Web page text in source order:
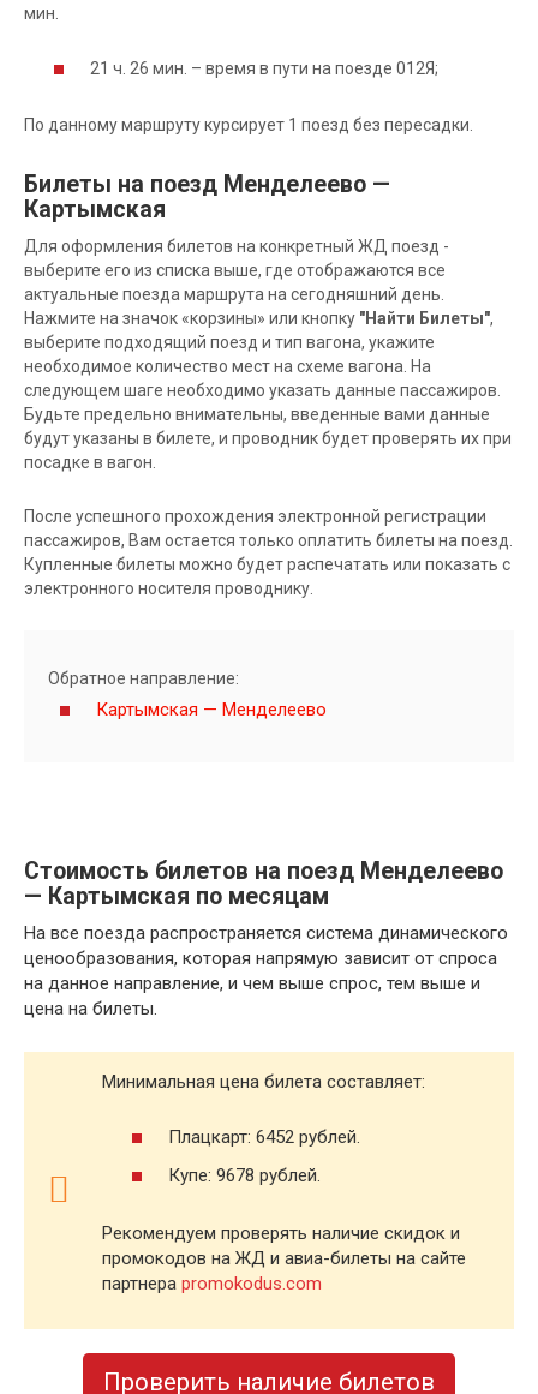
мин.
21 ч. 26 мин. – время в пути на поезде 012Я;
По данному маршруту курсирует 1 поезд без пересадки.
Билеты на поезд Менделеево —
Картымская
Для оформления билетов на конкретный ЖД поезд -
выберите его из списка выше, где отображаются все
актуальные поезда маршрута на сегодняшний день.
Нажмите на значок «корзины» или кнопку "Найти Билеты",
выберите подходящий поезд и тип вагона, укажите
необходимое количество мест на схеме вагона. На
следующем шаге необходимо указать данные пассажиров.
Будьте предельно внимательны, введенные вами данные
будут указаны в билете, и проводник будет проверять их при
посадке в вагон.
После успешного прохождения электронной регистрации
пассажиров, Вам остается только оплатить билеты на поезд.
Купленные билеты можно будет распечатать или показать с
электронного носителя проводнику.
Обратное направление:
Картымская — Менделеево
Стоимость билетов на поезд Менделеево
— Картымская по месяцам
На все поезда распространяется система динамического
ценообразования, которая напрямую зависит от спроса
на данное направление, и чем выше спрос, тем выше и
цена на билеты.
Минимальная цена билета составляет:
Плацкарт: 6452 рублей.
Купе: 9678 рублей.
Рекомендуем проверять наличие скидок и
промокодов на ЖД и авиа-билеты на сайте
партнера promokodus.com
Проверить наличие билетов